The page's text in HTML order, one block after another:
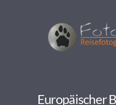
Europäischer